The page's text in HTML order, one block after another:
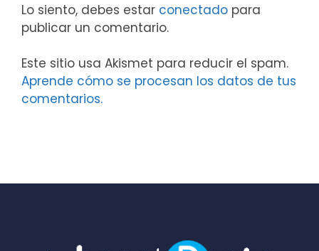
Lo siento, debes estar conectado para
publicar un comentario.
Este sitio usa Akismet para reducir el spam.
Aprende cómo se procesan los datos de tus
comentarios.